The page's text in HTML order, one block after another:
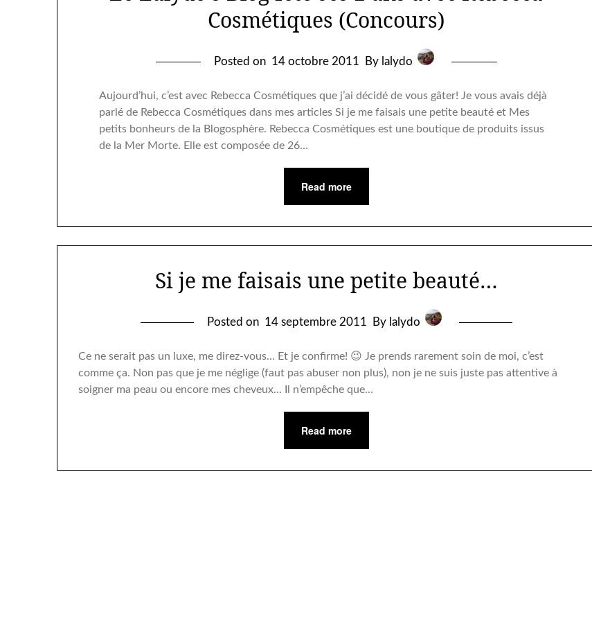
Cosmétiques (Concours)
Posted on 14 octobre 2011 By lalydo
Aujourd’hui, c’est avec Rebecca Cosmétiques que j’ai décidé de vous gâter! Je vous avais déjà
parlé de Rebecca Cosmétiques dans mes articles Si je me faisais une petite beauté et Mes
petits bonheurs de la Blogosphère. Rebecca Cosmétiques est une boutique de produits issus
de la Mer Morte. Elle est composée de 26…
Read more
Si je me faisais une petite beauté…
Posted on 14 septembre 2011 By lalydo
Ce ne serait pas un luxe, me direz-vous… Et je confirme! 😉 Je prends rarement soin de moi, c’est
comme ça. Non pas que je me néglige (faut pas abuser non plus), non je ne suis juste pas attentive à
soigner ma peau ou encore mes cheveux… Il n’empêche que…
Read more